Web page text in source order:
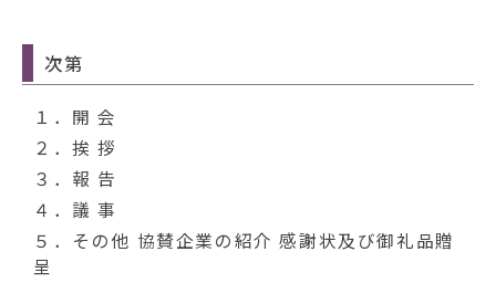
次第
１．開 会
２．挨 拶
３．報 告
４．議 事
５．その他 協賛企業の紹介 感謝状及び御礼品贈
呈